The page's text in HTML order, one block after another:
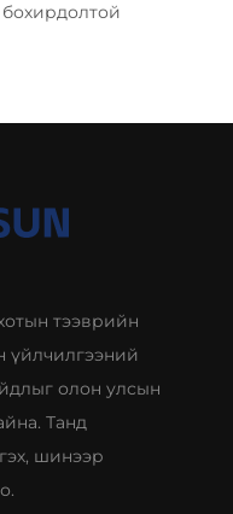
тээврийн
үйлчилгээний
олон улсын
Танд
шинээр